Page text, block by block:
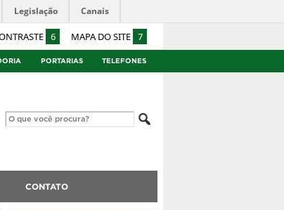
6 MAPA DO SITE 7
Legislação Canais
PORTARIAS TELEFONES
CONTATO